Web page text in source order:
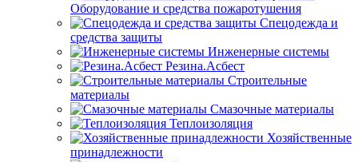
Оборудование и средства пожаротушения
Спецодежда и
средства защиты
Инженерные системы
Резина.Асбест
Строительные
материалы
Смазочные материалы
Теплоизоляция
Хозяйственные
принадлежности